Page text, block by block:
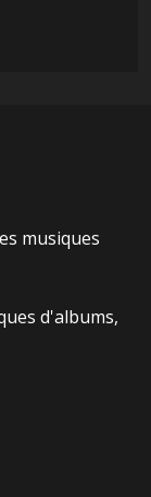
musiques
d'albums,